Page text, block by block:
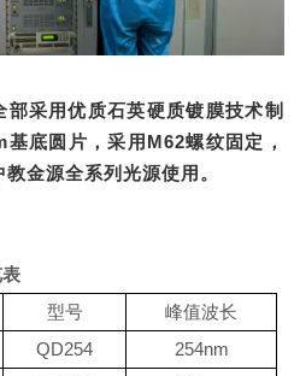
采用优质石英硬质镀膜技术制
底圆片，采用M62螺纹固定，
金源全系列光源使用。
型号 峰值波长
QD254
254nm